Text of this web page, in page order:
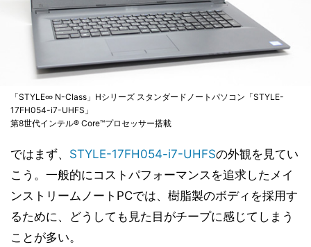
「STYLE∞ N-Class」Hシリーズ スタンダードノートパソコン「STYLE-
17FH054-i7-UHFS」
第8世代インテル® Core™プロセッサー搭載
ではまず、 STYLE-17FH054-i7-UHFSの外観を見てい
こう。一般的にコストパフォーマンスを追求したメイ
ンストリームノートPCでは、樹脂製のボディを採用す
るために、どうしても見た目がチープに感じてしまう
ことが多い。